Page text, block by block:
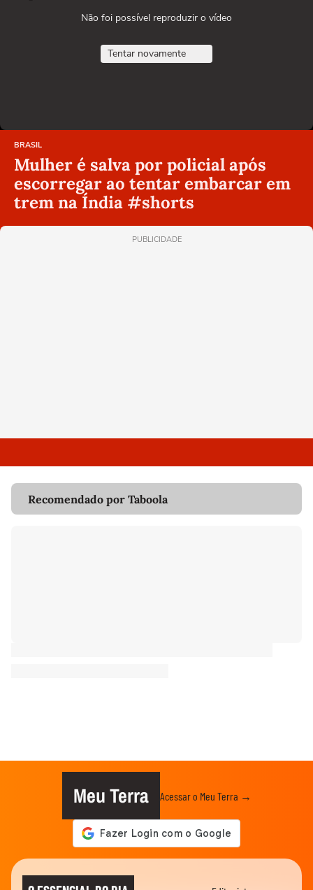
Não foi possível reproduzir o vídeo
Tentar novamente
BRASIL
Mulher é salva por policial após
escorregar ao tentar embarcar em
trem na Índia #shorts
PUBLICIDADE
Recomendado por Taboola
Meu Terra Acessar o Meu Terra →